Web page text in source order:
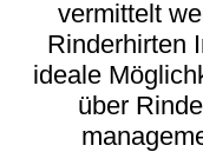
vermittelt
Rinderhirten
ideale
über